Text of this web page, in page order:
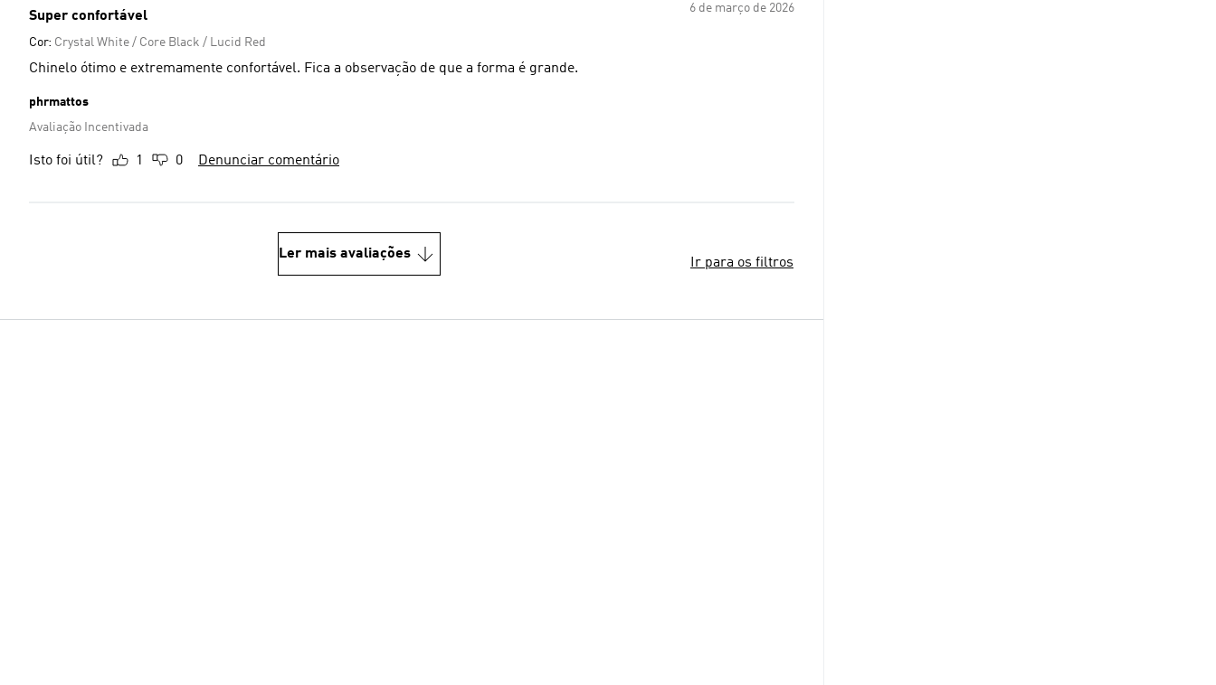
6 de março de 2026
Super confortável
Cor: Crystal White / Core Black / Lucid Red
Chinelo ótimo e extremamente confortável. Fica a observação de que a forma é grande.
phrmattos
Avaliação Incentivada
Isto foi útil? 1 0 Denunciar comentário
Ler mais avaliações
Ir para os filtros